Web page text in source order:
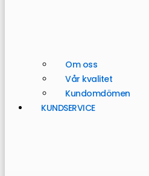
Om oss
Vår kvalitet
Kundomdömen
KUNDSERVICE